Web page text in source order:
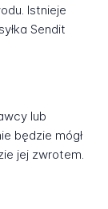
Istnieje
Sendit
lub
będzie mógł
jej zwrotem.